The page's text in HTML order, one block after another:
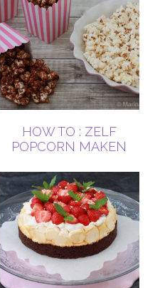
HOW TO : ZELF
POPCORN MAKEN